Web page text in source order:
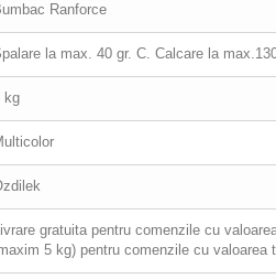
Ranforce
la max. 40 gr. C. Calcare la
kg
gratuita pentru comenzile cu
5 kg) pentru comenzile cu valoarea